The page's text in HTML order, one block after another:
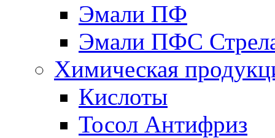
Эмали ПФ
Эмали ПФС
Химическая
Кислоты
Тосол Антифриз